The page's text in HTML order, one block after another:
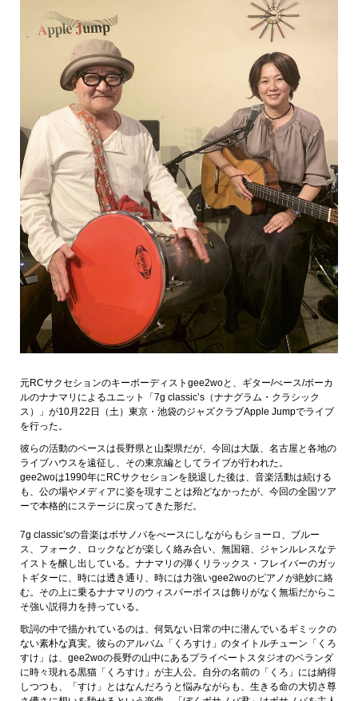
元RCサクセションのキーボーディストgee2woと、ギター/べース/ボーカ
ルのナナマリによるユニット「7g classic’s（ナナグラム・クラシック
ス）」が10月22日（土）東京・池袋のジャズクラブApple Jumpでライブ
を行った。
彼らの活動のペースは長野県と山梨県だが、今回は大阪、名古屋と各地の
ライブハウスを遠征し、その東京編としてライブが行われた。
gee2woは1990年にRCサクセションを脱退した後は、音楽活動は続ける
も、公の場やメディアに姿を現すことは殆どなかったが、今回の全国ツア
ーで本格的にステージに戻ってきた形だ。
7g classic’sの音楽はボサノバをべースにしながらもショーロ、ブルー
ス、フォーク、ロックなどが楽しく絡み合い、無国籍、ジャンルレスなテ
イストを醸し出している。ナナマリの弾くリラックス・フレイバーのガッ
トギターに、時には透き通り、時には力強いgee2woのピアノが絶妙に絡
む。その上に乗るナナマリのウィスパーボイスは飾りがなく無垢だからこ
そ強い説得力を持っている。
歌詞の中で描かれているのは、何気ない日常の中に潜んでいるギミックの
ない素朴な真実。彼らのアルバム「くろすけ」のタイトルチューン「くろ
すけ」は、gee2woの長野の山中にあるプライベートスタジオのベランダ
に時々現れる黒猫「くろすけ」が主人公。自分の名前の「くろ」には納得
しつつも、「すけ」とはなんだろうと悩みながらも、生きる命の大切さ尊